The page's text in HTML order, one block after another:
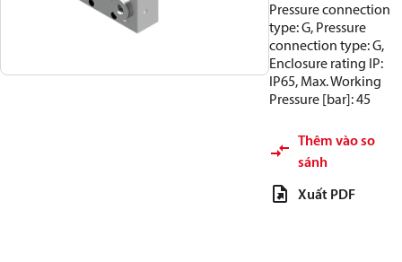
Pressure connection
type: G, Pressure
connection type: G,
Enclosure rating IP:
IP65, Max. Working
Pressure [bar]: 45
Thêm vào so
sánh
Xuất PDF